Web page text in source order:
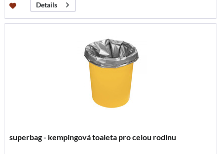
Details
superbag - kempingová toaleta pro celou rodinu